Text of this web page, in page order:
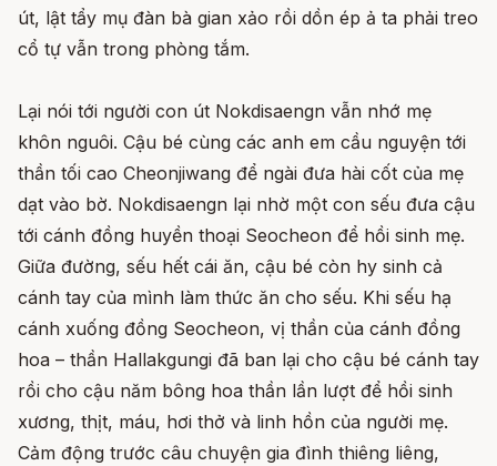
út, lật tẩy mụ đàn bà gian xảo rồi dồn ép ả ta phải treo
cổ tự vẫn trong phòng tắm.
Lại nói tới người con út Nokdisaengn vẫn nhớ mẹ
khôn nguôi. Cậu bé cùng các anh em cầu nguyện tới
thần tối cao Cheonjiwang để ngài đưa hài cốt của mẹ
dạt vào bờ. Nokdisaengn lại nhờ một con sếu đưa cậu
tới cánh đồng huyền thoại Seocheon để hồi sinh mẹ.
Giữa đường, sếu hết cái ăn, cậu bé còn hy sinh cả
cánh tay của mình làm thức ăn cho sếu. Khi sếu hạ
cánh xuống đồng Seocheon, vị thần của cánh đồng
hoa – thần Hallakgungi đã ban lại cho cậu bé cánh tay
rồi cho cậu năm bông hoa thần lần lượt để hồi sinh
xương, thịt, máu, hơi thở và linh hồn của người mẹ.
Cảm động trước câu chuyện gia đình thiêng liêng,